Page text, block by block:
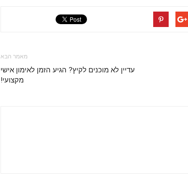
מאמר הבא
עדיין לא מוכנים לקיץ? הגיע הזמן לאימון אישי
מקצועי!